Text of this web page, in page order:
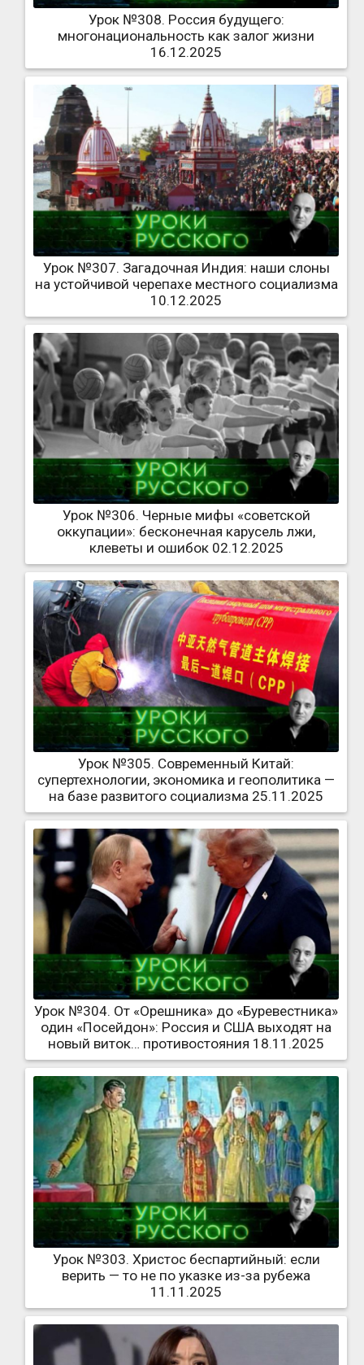
Урок №308. Россия будущего:
многонациональность как залог жизни
16.12.2025
Урок №307. Загадочная Индия: наши слоны
на устойчивой черепахе местного социализма
10.12.2025
Урок №306. Черные мифы «советской
оккупации»: бесконечная карусель лжи,
клеветы и ошибок 02.12.2025
Урок №305. Современный Китай:
супертехнологии, экономика и геополитика —
на базе развитого социализма 25.11.2025
Урок №304. От «Орешника» до «Буревестника»
один «Посейдон»: Россия и США выходят на
новый виток… противостояния 18.11.2025
Урок №303. Христос беспартийный: если
верить — то не по указке из-за рубежа
11.11.2025